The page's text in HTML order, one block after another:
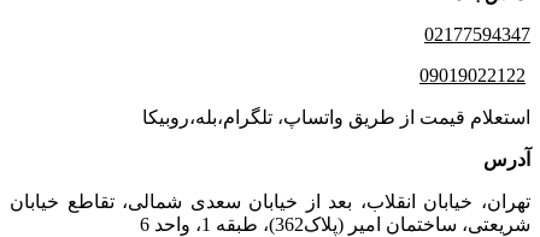
02177594347
09019022122
استعلام قیمت از طریق واتساپ، تلگرام،بله،روبیکا
آدرس
تهران، خیابان انقلاب، بعد از خیابان سعدی شمالی، تقاطع خیابان
شریعتی، ساختمان امیر (پلاک362)، طبقه 1، واحد 6